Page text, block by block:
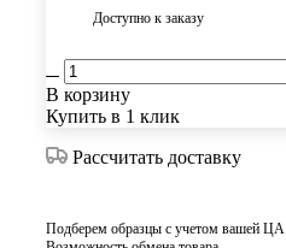
Доступно к заказу
В корзину
Купить в 1 клик
Рассчитать доставку
Подберем образцы с учетом вашей ЦА